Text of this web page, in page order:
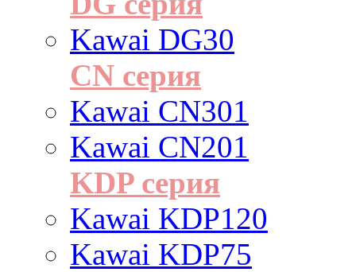
Kawai DG30
CN серия
Kawai CN301
Kawai CN201
KDP серия
Kawai KDP120
Kawai KDP75